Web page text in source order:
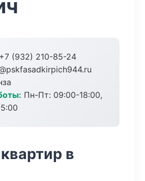
+7 (932) 210-85-24
Пн-Пт: 09:00-18:00,
в